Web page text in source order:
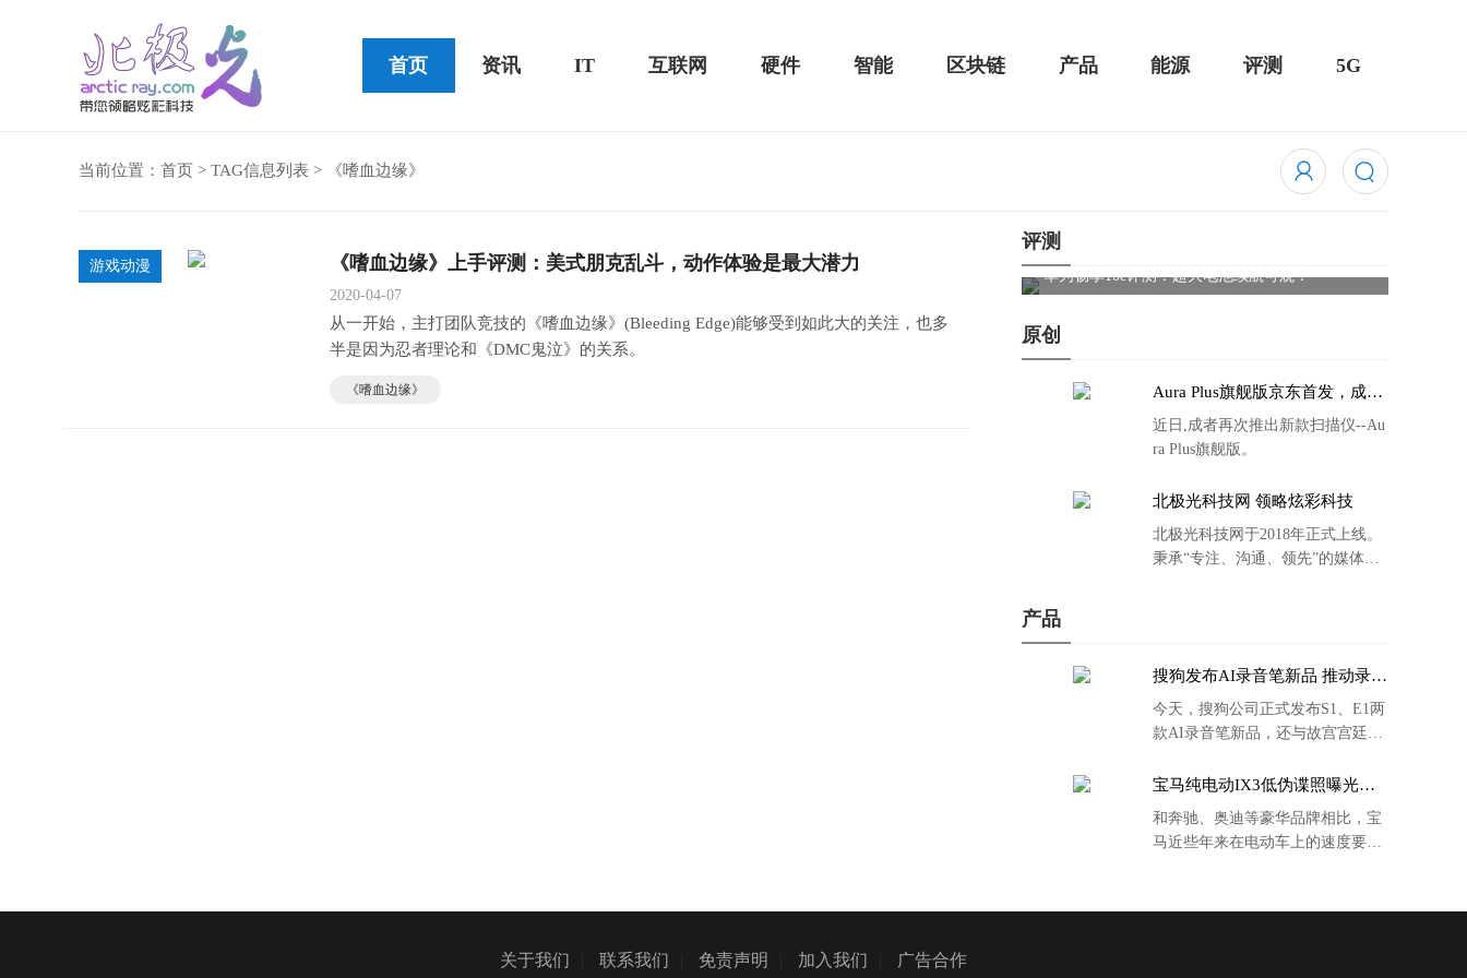
首页 资讯 IT 互联网 硬件 智能 区块链 产品 能源 评测 5G
当前位置： 首页 > TAG信息列表 > 《嗜血边缘》
游戏动漫 《嗜血边缘》上手评测：美式朋克乱斗，动作体验是最大潜力
2020-04-07
从一开始，主打团队竞技的《嗜血边缘》(Bleeding Edge)能够受到如此大的关注，也多
半是因为忍者理论和《DMC鬼泣》的关系。
《嗜血边缘》
评测
Cleer STAGE便携式蓝牙音箱测评-MacSources
华为MateBook 13 2020款评测：超值的2K触控全面
华为畅享10e评测：超大电池续航可观！
原创
Aura Plus旗舰版京东首发，成者
近日,成者再次推出新款扫描仪--Au
ra Plus旗舰版。
北极光科技网 领略炫彩科技
北极光科技网于2018年正式上线。
秉承“专注、沟通、领先”的媒体理
产品
搜狗发布AI录音笔新品 推动录音
今天，搜狗公司正式发布S1、E1两
款AI录音笔新品，还与故宫宫廷文
的故宫宫廷联名款。
宝马纯电动IX3低伪谍照曝光：
和奔驰、奥迪等豪华品牌相比，宝
马近些年来在电动车上的速度要慢
关于我们 联系我们 免责声明 加入我们 广告合作